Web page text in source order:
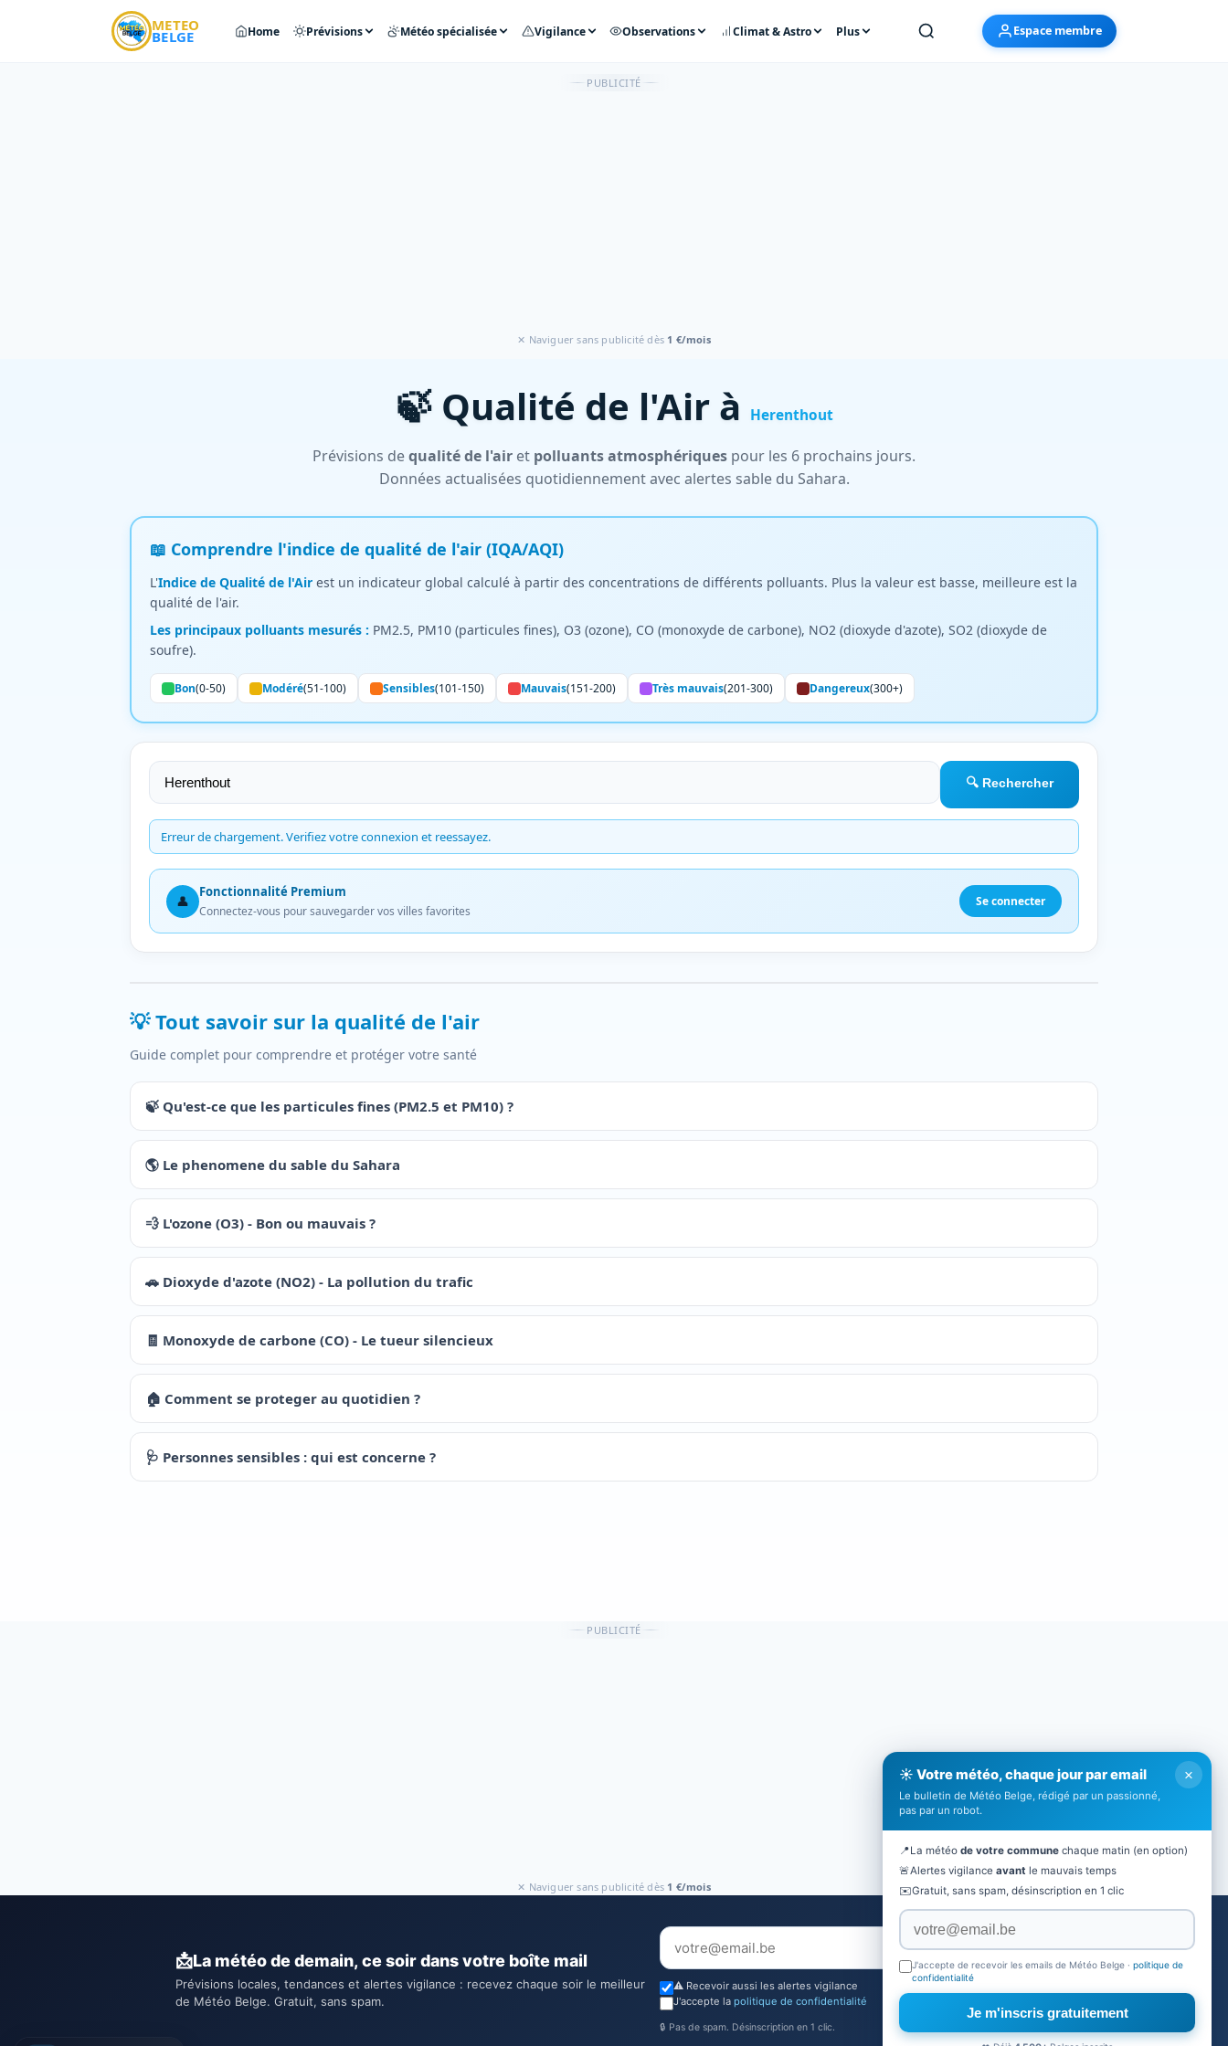
METEO
BELGE Home Prévisions Météo spécialisée Vigilance Observations Climat & Astro Plus Espace membre
PUBLICITÉ
✕ Naviguer sans publicité dès 1 €/mois
🍃 Qualité de l'Air à Herenthout
Prévisions dequalité de l'air et polluants atmosphériques pour les 6 prochains jours.
Données actualisées quotidiennement avec alertes sable du Sahara.
📖 Comprendre l'indice de qualité de l'air (IQA/AQI)
L'Indice de Qualité de l'Air est un indicateur global calculé à partir des concentrations de différents polluants. Plus la valeur est basse, meilleure est la
qualité de l'air.
Les principaux polluants mesurés : PM2.5, PM10 (particules fines), O3 (ozone), CO (monoxyde de carbone), NO2 (dioxyde d'azote), SO2 (dioxyde de
soufre).
Bon(0-50) Modéré(51-100) Sensibles(101-150) Mauvais(151-200) Très mauvais(201-300) Dangereux(300+)
🔍 Rechercher
Erreur de chargement. Verifiez votre connexion et reessayez.
👤
Fonctionnalité Premium
Connectez-vous pour sauvegarder vos villes favorites
Se connecter
💡 Tout savoir sur la qualité de l'air
Guide complet pour comprendre et protéger votre santé
🍃 Qu'est-ce que les particules fines (PM2.5 et PM10) ?
🌎 Le phenomene du sable du Sahara
💨 L'ozone (O3) - Bon ou mauvais ?
🚗 Dioxyde d'azote (NO2) - La pollution du trafic
🧾 Monoxyde de carbone (CO) - Le tueur silencieux
🏠 Comment se proteger au quotidien ?
🩺 Personnes sensibles : qui est concerne ?
PUBLICITÉ
✕ Naviguer sans publicité dès 1 €/mois
📩La météo de demain, ce soir dans votre boîte mail
Prévisions locales, tendances et alertes vigilance : recevez chaque soir le meilleur
de Météo Belge. Gratuit, sans spam.
Je m'inscris
⚠️ Recevoir aussi les alertes vigilance
J'accepte la politique de confidentialité
🔒 Pas de spam. Désinscription en 1 clic.
×
☀️ Votre météo, chaque jour par email
Le bulletin de Météo Belge, rédigé par un passionné,
pas par un robot.
📍La météo de votre commune chaque matin (en option)
🚨Alertes vigilance avant le mauvais temps
✉️Gratuit, sans spam, désinscription en 1 clic
J'accepte de recevoir les emails de Météo Belge · politique de
confidentialité
Je m'inscris gratuitement